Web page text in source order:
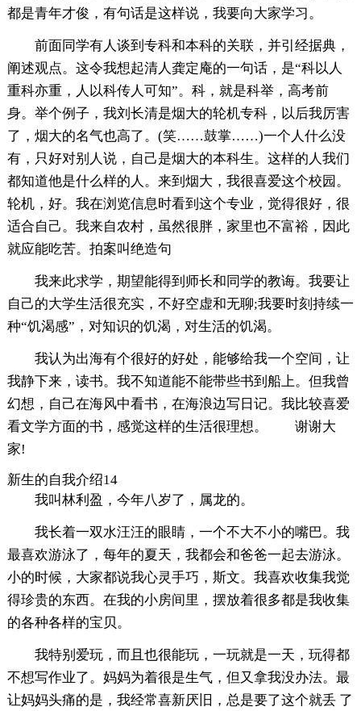
都是青年才俊，有句话是这样说，我要向大家学习。
前面同学有人谈到专科和本科的关联，并引经据典，
阐述观点。这令我想起清人龚定庵的一句话，是“科以人
重科亦重，人以科传人可知”。科，就是科举，高考前
身。举个例子，我刘长清是烟大的轮机专科，以后我厉害
了，烟大的名气也高了。(笑……鼓掌……)一个人什么没
有，只好对别人说，自己是烟大的本科生。这样的人我们
都知道他是什么样的人。来到烟大，我很喜爱这个校园。
轮机，好。我在浏览信息时看到这个专业，觉得很好，很
适合自己。我来自农村，虽然很胖，家里也不富裕，因此
就应能吃苦。拍案叫绝造句
我来此求学，期望能得到师长和同学的教诲。我要让
自己的大学生活很充实，不好空虚和无聊;我要时刻持续一
种“饥渴感”，对知识的饥渴，对生活的饥渴。
我认为出海有个很好的好处，能够给我一个空间，让
我静下来，读书。我不知道能不能带些书到船上。但我曾
幻想，自己在海风中看书，在海浪边写日记。我比较喜爱
看文学方面的书，感觉这样的生活很理想。 谢谢大
家!
新生的自我介绍14
我叫林利盈，今年八岁了，属龙的。
我长着一双水汪汪的眼睛，一个不大不小的嘴巴。我
最喜欢游泳了，每年的夏天，我都会和爸爸一起去游泳。
小的时候，大家都说我心灵手巧，斯文。我喜欢收集我觉
得珍贵的东西。在我的小房间里，摆放着很多都是我收集
的各种各样的宝贝。
我特别爱玩，而且也很能玩，一玩就是一天，玩得都
不想写作业了。妈妈为着很是生气，但又拿我没办法。最
让妈妈头痛的是，我经常喜新厌旧，总是要了这个就丢 了